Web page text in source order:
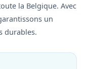
la Belgique. Avec
un
durables.